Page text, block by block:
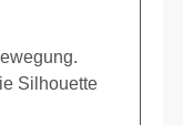
Silhouette